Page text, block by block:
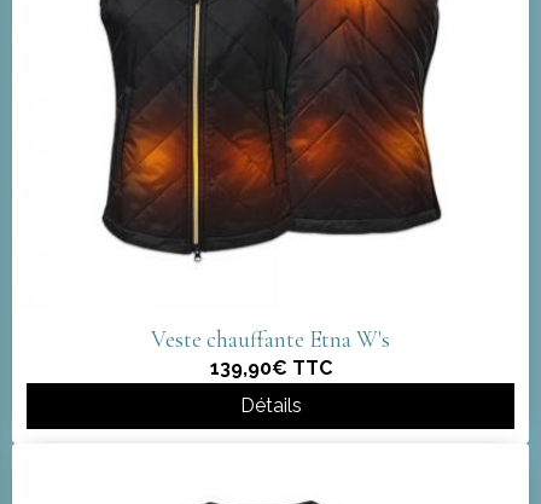
Veste chauffante Etna W's
139,90€ TTC
Détails